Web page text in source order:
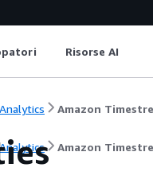
Risorse AI
Amazon
Amazon